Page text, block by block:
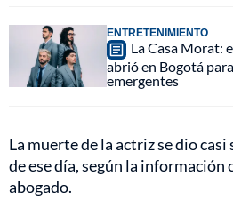
ENTRETENIMIENTO
La Casa Morat:
abrió en Bogotá
emergentes
La muerte de la actriz se dio
de ese día, según la información
abogado.